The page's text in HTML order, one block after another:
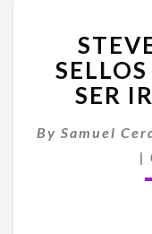
SER
By Samuel
|